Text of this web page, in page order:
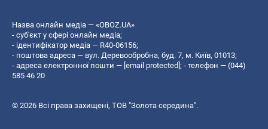
Назва онлайн медіа — «OBOZ.UA»
- суб'єкт у сфері онлайн медіа;
- ідентифікатор медіа — R40-06156;
- поштова адреса — вул. Деревообробна, буд. 7, м. Київ, 01013;
- адреса електронної пошти — [email protected]; - телефон — (044)
585 46 20
© 2026 Всі права захищені, ТОВ "Золота середина".